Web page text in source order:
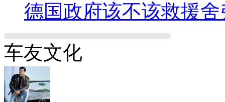
德国政府该不该救援舍
车友文化